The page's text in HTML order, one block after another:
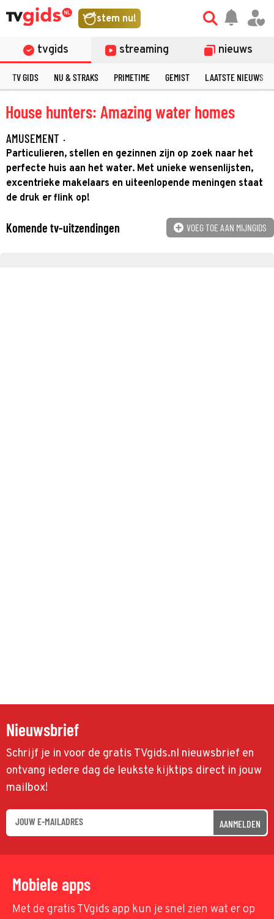
stem nu!
tvgids streaming nieuws
TV GIDS NU & STRAKS PRIMETIME GEMIST LAATSTE NIEUWS
House hunters: Amazing water homes
AMUSEMENT ·
Particulieren, stellen en gezinnen zijn op zoek naar het
perfecte huis aan het water. Met unieke wensenlijsten,
excentrieke makelaars en uiteenlopende meningen staat
de druk er flink op!
Komende tv-uitzendingen VOEG TOE AAN MIJNGIDS
Nieuwsbrief
Schrijf je in voor de gratis TVgids.nl nieuwsbrief en
ontvang iedere dag de leukste kijktips direct in jouw
mailbox!
AANMELDEN
Mobiele apps
Met de gratis TVgids app kun je snel zien wat er op